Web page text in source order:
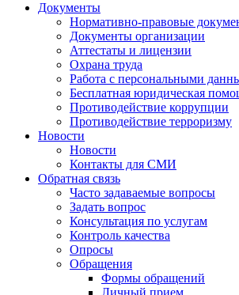
Документы
Нормативно-правовые
Документы организации
Аттестаты и лицензии
Охрана труда
Работа с персональными
Бесплатная юридическая
Противодействие коррупции
Противодействие терроризму
Новости
Новости
Контакты для СМИ
Обратная связь
Часто задаваемые вопросы
Задать вопрос
Консультация по услугам
Контроль качества
Опросы
Обращения
Формы обращений
Личный прием